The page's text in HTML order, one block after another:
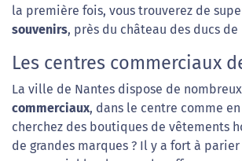
la première fois, vous trouverez de
souvenirs, près du château des ducs de
Les centres commerciaux
La ville de Nantes dispose de nombreux
commerciaux, dans le centre comme
cherchez des boutiques de vêtements
de grandes marques ? Il y a fort à